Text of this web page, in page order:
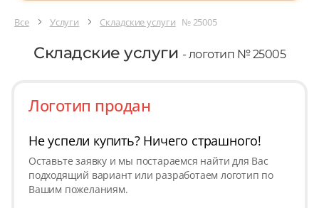
Все Услуги Складские услуги № 25005
Складские услуги - логотип № 25005
Логотип продан
Не успели купить? Ничего страшного!
Оставьте заявку и мы постараемся найти для Вас
подходящий вариант или разработаем логотип по
Вашим пожеланиям.